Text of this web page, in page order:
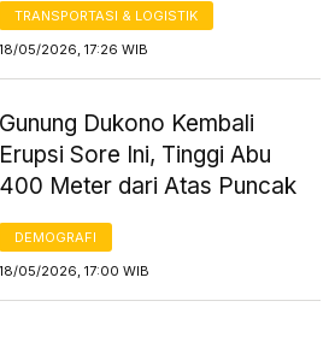
TRANSPORTASI & LOGISTIK
18/05/2026, 17:26 WIB
Gunung Dukono Kembali
Erupsi Sore Ini, Tinggi Abu
400 Meter dari Atas Puncak
DEMOGRAFI
18/05/2026, 17:00 WIB